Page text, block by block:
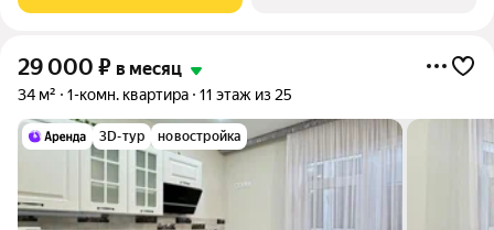
29 000 ₽ в месяц
34 м² 1-комн. квартира 11 этаж из 25
3D-тур новостройка